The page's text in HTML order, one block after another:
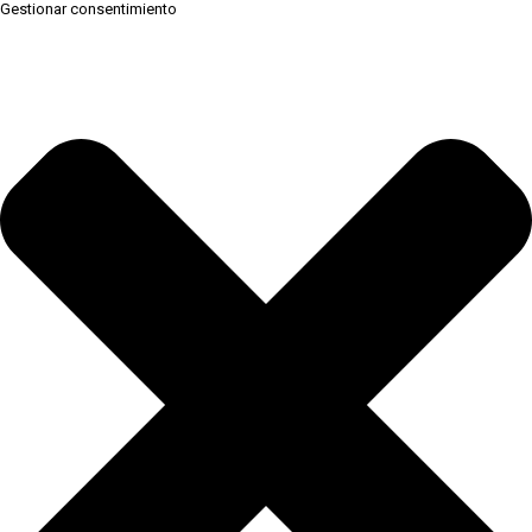
Gestionar consentimiento